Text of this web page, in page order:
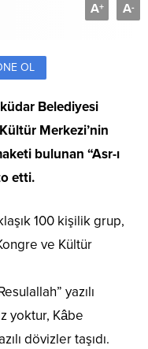
A+ A-
OL
Belediyesi
Merkezi’nin
bulunan “Asr-ı
etti.
100 kişilik grup,
ve Kültür
yazılı
yoktur, Kâbe
dövizler taşıdı.